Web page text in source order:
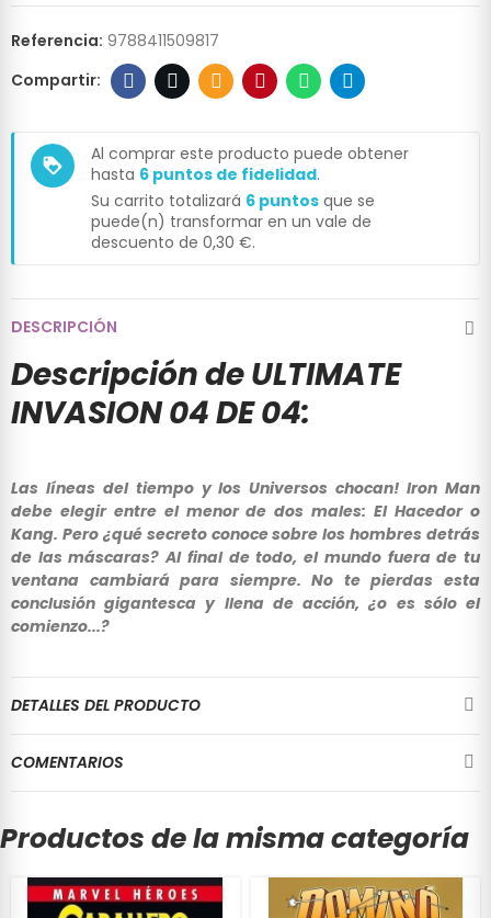
Referencia: 9788411509817
loyalty
Al comprar este producto puede obtener
hasta 6 puntos de fidelidad.
Su carrito totalizará 6 puntos que se
puede(n) transformar en un vale de
descuento de 0,30 €.
DESCRIPCIÓN
Descripción de ULTIMATE
INVASION 04 DE 04:
Las líneas del tiempo y los Universos chocan! Iron Man
debe elegir entre el menor de dos males: El Hacedor o
Kang. Pero ¿qué secreto conoce sobre los hombres detrás
de las máscaras? Al final de todo, el mundo fuera de tu
ventana cambiará para siempre. No te pierdas esta
conclusión gigantesca y llena de acción, ¿o es sólo el
comienzo...?
DETALLES DEL PRODUCTO
COMENTARIOS
Productos de la misma categoría